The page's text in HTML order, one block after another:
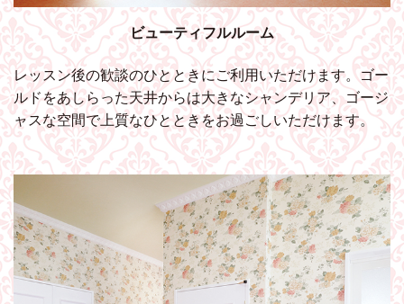
ビューティフルルーム
レッスン後の歓談のひとときにご利用いただけます。ゴー
ルドをあしらった天井からは大きなシャンデリア、ゴージ
ャスな空間で上質なひとときをお過ごしいただけます。